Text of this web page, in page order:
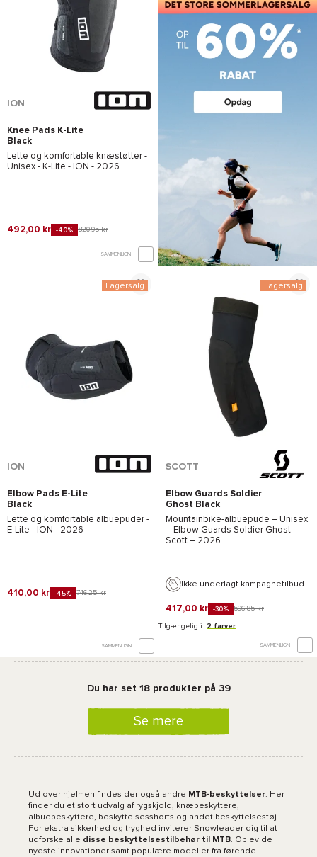
ION
Knee Pads K-Lite
Black
Lette og komfortable knæstøtter -
Unisex - K-Lite - ION - 2026
492,00 kr -40% 820,95 kr
SAMMENLIGN
*Se betingelserne
Lagersalg
ION
Elbow Pads E-Lite
Black
Lette og komfortable albuepuder -
E-Lite - ION - 2026
410,00 kr -45% 746,25 kr
SAMMENLIGN
Lagersalg
SCOTT
Elbow Guards Soldier
Ghost Black
Mountainbike-albuepude – Unisex
– Elbow Guards Soldier Ghost -
Scott – 2026
Ikke underlagt kampagnetilbud.
417,00 kr -30% 596,85 kr
Tilgængelig i 2 farver
SAMMENLIGN
Du har set 18 produkter på 39
Se mere
Ud over hjelmen findes der også andre MTB-beskyttelser. Her
finder du et stort udvalg af rygskjold, knæbeskyttere,
albuebeskyttere, beskyttelsesshorts og andet beskyttelsestøj.
For ekstra sikkerhed og tryghed inviterer Snowleader dig til at
udforske alle disse beskyttelsestilbehør til MTB. Oplev de
nyeste innovationer samt populære modeller fra førende